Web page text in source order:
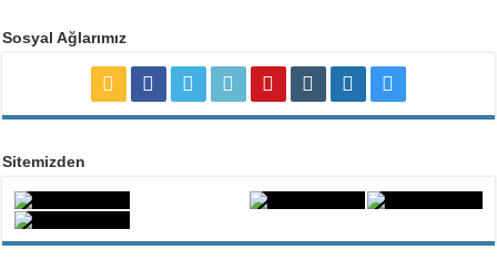
Sosyal Ağlarımız
Sitemizden